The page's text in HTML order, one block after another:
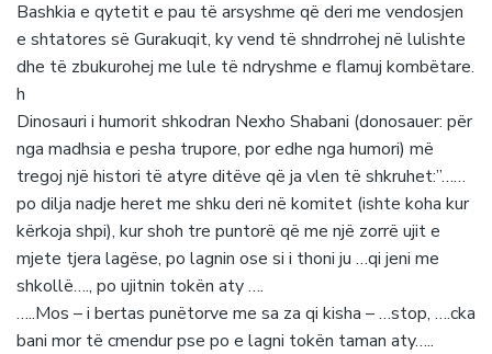
Bashkia e qytetit e pau të arsyshme që deri me vendosjen
e shtatores së Gurakuqit, ky vend të shndrrohej në lulishte
dhe të zbukurohej me lule të ndryshme e flamuj kombëtare.
h
Dinosauri i humorit shkodran Nexho Shabani (donosauer: për
nga madhsia e pesha trupore, por edhe nga humori) më
tregoj një histori të atyre ditëve që ja vlen të shkruhet:”……
po dilja nadje heret me shku deri në komitet (ishte koha kur
kërkoja shpi), kur shoh tre puntorë që me një zorrë ujit e
mjete tjera lagëse, po lagnin ose si i thoni ju …qi jeni me
shkollë…., po ujitnin tokën aty ….
…..Mos – i bertas punëtorve me sa za qi kisha – …stop, ….cka
bani mor të cmendur pse po e lagni tokën taman aty…..